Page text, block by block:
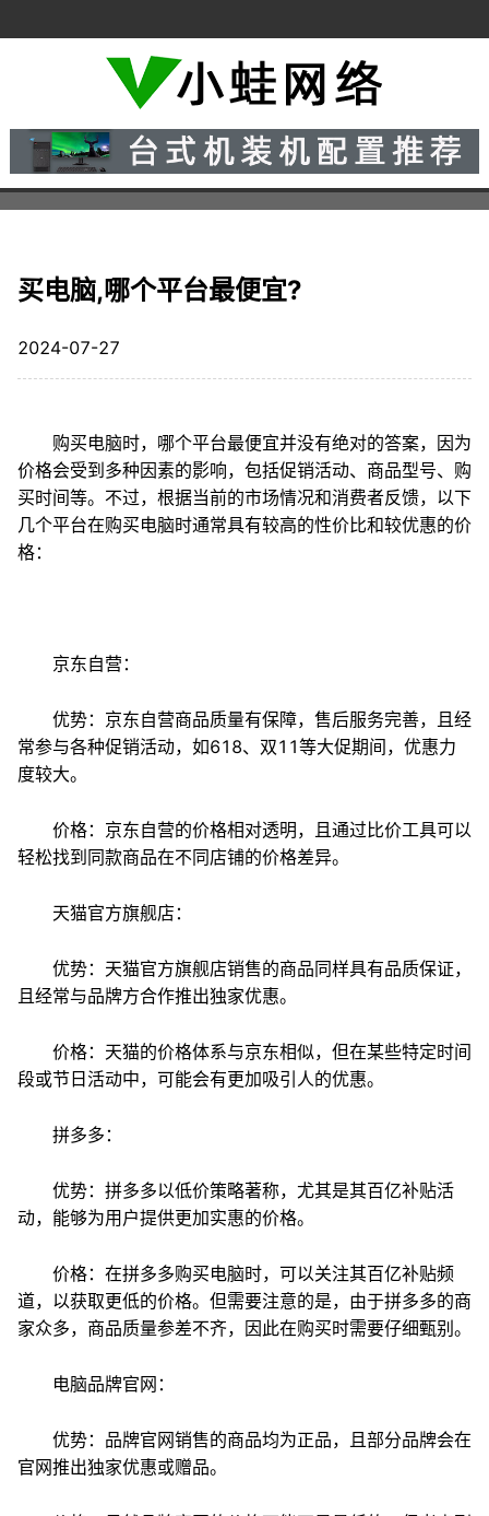
买电脑,哪个平台最便宜?
2024-07-27
购买电脑时，哪个平台最便宜并没有绝对的答案，因为
价格会受到多种因素的影响，包括促销活动、商品型号、购
买时间等。不过，根据当前的市场情况和消费者反馈，以下
几个平台在购买电脑时通常具有较高的性价比和较优惠的价
格：
京东自营：
优势：京东自营商品质量有保障，售后服务完善，且经
常参与各种促销活动，如618、双11等大促期间，优惠力
度较大。
价格：京东自营的价格相对透明，且通过比价工具可以
轻松找到同款商品在不同店铺的价格差异。
天猫官方旗舰店：
优势：天猫官方旗舰店销售的商品同样具有品质保证，
且经常与品牌方合作推出独家优惠。
价格：天猫的价格体系与京东相似，但在某些特定时间
段或节日活动中，可能会有更加吸引人的优惠。
拼多多：
优势：拼多多以低价策略著称，尤其是其百亿补贴活
动，能够为用户提供更加实惠的价格。
价格：在拼多多购买电脑时，可以关注其百亿补贴频
道，以获取更低的价格。但需要注意的是，由于拼多多的商
家众多，商品质量参差不齐，因此在购买时需要仔细甄别。
电脑品牌官网：
优势：品牌官网销售的商品均为正品，且部分品牌会在
官网推出独家优惠或赠品。